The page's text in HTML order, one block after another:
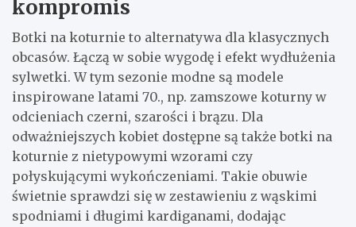
kompromis
Botki na koturnie to alternatywa dla klasycznych
obcasów. Łączą w sobie wygodę i efekt wydłużenia
sylwetki. W tym sezonie modne są modele
inspirowane latami 70., np. zamszowe koturny w
odcieniach czerni, szarości i brązu. Dla
odważniejszych kobiet dostępne są także botki na
koturnie z nietypowymi wzorami czy
połyskującymi wykończeniami. Takie obuwie
świetnie sprawdzi się w zestawieniu z wąskimi
spodniami i długimi kardiganami, dodając